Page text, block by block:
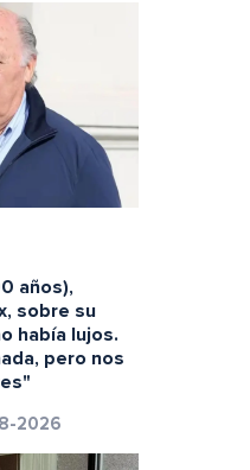
años),
sobre su
había lujos.
pero nos
2026